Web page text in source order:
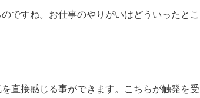
ですね。 お仕事のやりがいはどういったとこ
直接感じる事ができます。こちらが触発を受